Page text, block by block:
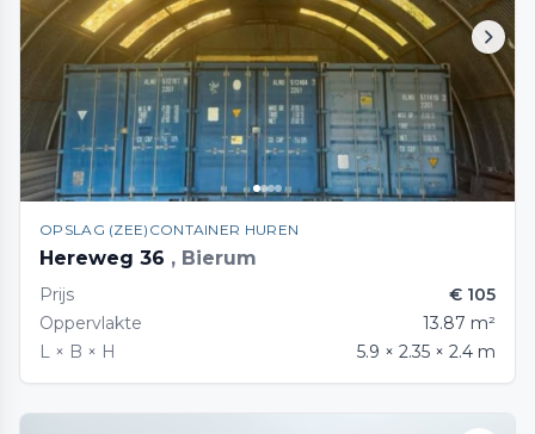
OPSLAG (ZEE)CONTAINER HUREN
Hereweg 36 , Bierum
Prijs
€ 105
Oppervlakte
13.87 m²
L × B × H
5.9 × 2.35 × 2.4 m